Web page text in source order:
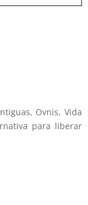
Ovnis, Vida
para liberar